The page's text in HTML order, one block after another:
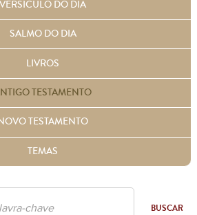
VERSÍCULO DO DIA
SALMO DO DIA
LIVROS
TESTAMENTO
TESTAMENTO
TEMAS
BUSCAR